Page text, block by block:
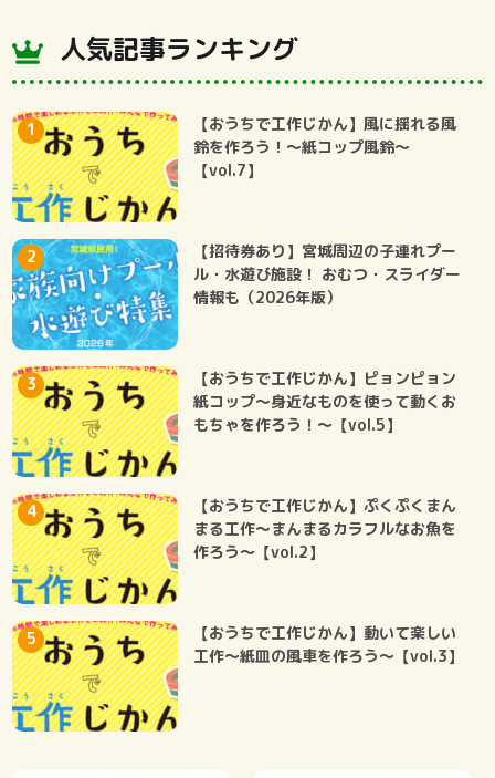
人気記事ランキング
【おうちで工作じかん】風に揺れる風
鈴を作ろう！～紙コップ風鈴～
【vol.7】
【招待券あり】宮城周辺の子連れプー
ル・水遊び施設！ おむつ・スライダー
情報も（2026年版）
【おうちで工作じかん】ピョンピョン
紙コップ～身近なものを使って動くお
もちゃを作ろう！～【vol.5】
【おうちで工作じかん】ぷくぷくまん
まる工作～まんまるカラフルなお魚を
作ろう～【vol.2】
【おうちで工作じかん】動いて楽しい
工作～紙皿の風車を作ろう～【vol.3】